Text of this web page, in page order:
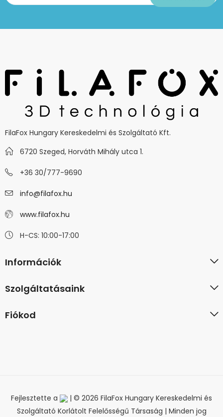
FilaFox Hungary Kereskedelmi és Szolgáltató Kft.
6720 Szeged, Horváth Mihály utca 1.
+36 30/777-9690
info@filafox.hu
www.filafox.hu
H-CS: 10:00-17:00
Információk
Szolgáltatásaink
Fiókod
Fejlesztette a
| © 2026 FilaFox Hungary Kereskedelmi és
Szolgáltató Korlátolt Felelősségű Társaság | Minden jog